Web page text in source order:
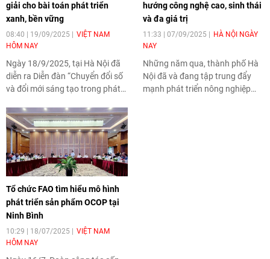
giải cho bài toán phát triển
xanh, bền vững
08:40 | 19/09/2025
VIỆT NAM
HÔM NAY
Ngày 18/9/2025, tại Hà Nội đã
diễn ra Diễn đàn “Chuyển đổi số
và đổi mới sáng tạo trong phát
trường”. Sự kiện này là một
phần của phiên chợ nông sản,
đặc sản vùng miền năm 2025,
nhằm đẩy mạnh quảng bá và
tiêu thụ nông sản, thúc đẩy phát
triển nông nghiệp xanh, bền
vững thông qua việc ứng dụng
công nghệ số và đổi mới sáng
tạo.
hướng công nghệ cao, sinh thái
và đa giá trị
11:33 | 07/09/2025
HÀ NỘI NGÀY
NAY
Những năm qua, thành phố Hà
Nội đã và đang tập trung đẩy
mạnh phát triển nông nghiệp
Tổ chức FAO tìm hiểu mô hình
phát triển sản phẩm OCOP tại
Ninh Bình
10:29 | 18/07/2025
VIỆT NAM
HÔM NAY